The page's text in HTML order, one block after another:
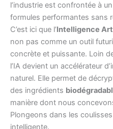
l’industrie est confrontée à
formules performantes sans
C’est ici que l’Intelligence
non pas comme un outil
concrète et puissante. Loin
l’IA devient un accélérateur
naturel. Elle permet de
des ingrédients
manière dont nous
Plongeons dans les
intelligente.